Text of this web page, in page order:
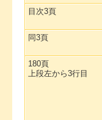
目次3頁
同3頁
180頁
上段左から3行目